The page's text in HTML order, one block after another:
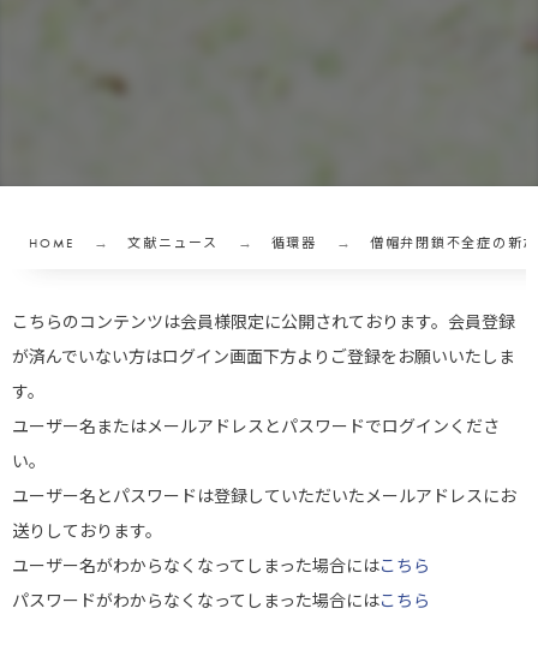
HOME 文献ニュース 循環器 僧帽弁閉鎖不全症の新
こちらのコンテンツは会員様限定に公開されております。会員登録
が済んでいない方はログイン画面下方よりご登録をお願いいたしま
す。
ユーザー名またはメールアドレスとパスワードでログインくださ
い。
ユーザー名とパスワードは登録していただいたメールアドレスにお
送りしております。
ユーザー名がわからなくなってしまった場合にはこちら
パスワードがわからなくなってしまった場合にはこちら